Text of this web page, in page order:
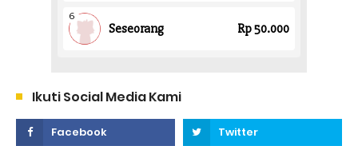
Ikuti Social Media Kami